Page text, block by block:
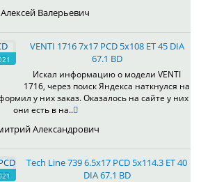
Алексей Валерьевич
VENTI 1716 7x17 PCD 5x108 ET 45 DIA
67.1 BD
Искал информацию о модели VENTI
1716, через поиск Яндекса наткнулся на
у них заказ. Оказалось на сайте у них
они есть в на..
Александрович
Tech Line 739 6.5x17 PCD 5x114.3 ET 40
DIA 67.1 BD